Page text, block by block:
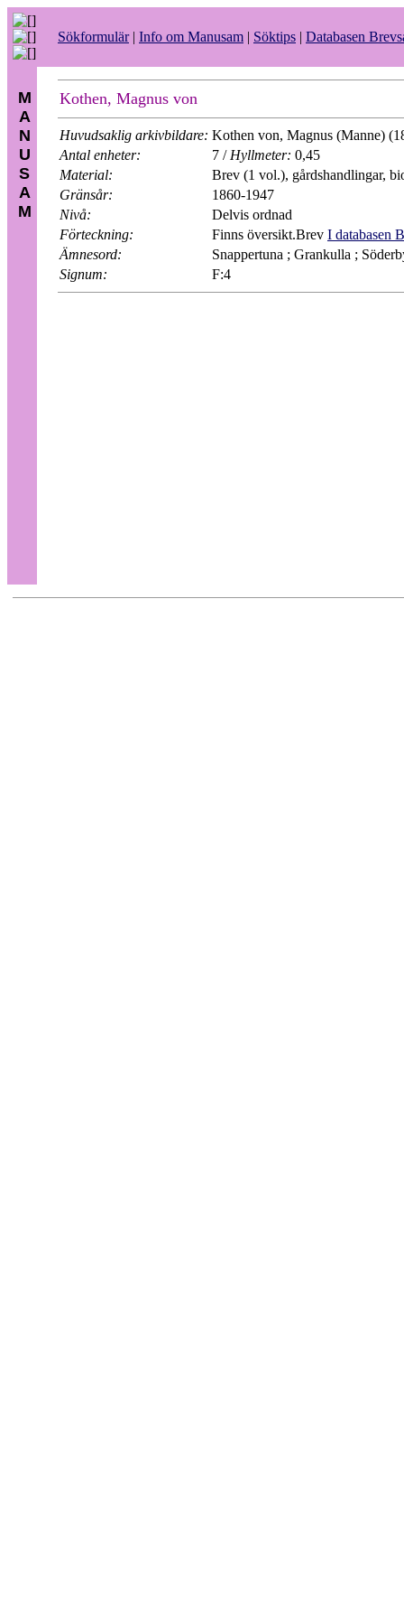
Sökformulär| Info om Manusam | Söktips | Databasen
M
A
N
U
S
A
M
Kothen, Magnus von
Huvudsaklig arkivbildare: Kothen von, Magnus (Manne)
Antal enheter:
7 / Hyllmeter: 0,45
Material:
Brev (1 vol.), gårdshandlingar,
Gränsår:
1860-1947
Nivå:
Delvis ordnad
Förteckning:
Finns översikt.Brev I databasen
Ämnesord:
Snappertuna ; Grankulla ;
Signum:
F:4